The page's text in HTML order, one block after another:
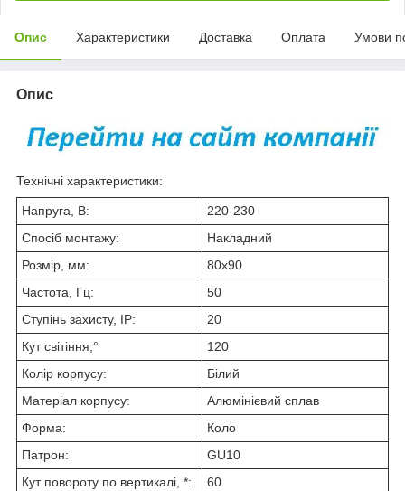
Опис Характеристики Доставка Оплата Умови
Опис
Технічні характеристики:
Напруга, В:
220-230
Спосіб монтажу:
Накладний
Розмір, мм:
80х90
Частота, Гц:
50
Ступінь захисту, IP:
20
Кут світіння,°
120
Колір корпусу:
Білий
Матеріал корпусу:
Алюмінієвий сплав
Форма:
Коло
Патрон:
GU10
Кут повороту по вертикалі, *:
60